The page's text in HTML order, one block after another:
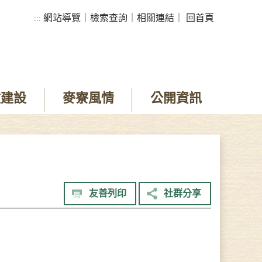
::: 網站導覽 檢索查詢 相關連結 回首頁
設 麥寮風情 公開資訊
友善列印 社群分享